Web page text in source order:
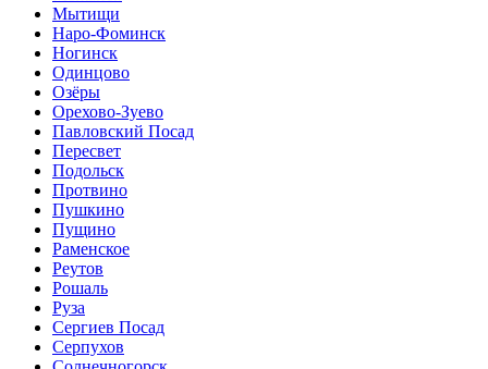
Мытищи
Наро-Фоминск
Ногинск
Одинцово
Озёры
Орехово-Зуево
Павловский Посад
Пересвет
Подольск
Протвино
Пушкино
Пущино
Раменское
Реутов
Рошаль
Руза
Сергиев Посад
Серпухов